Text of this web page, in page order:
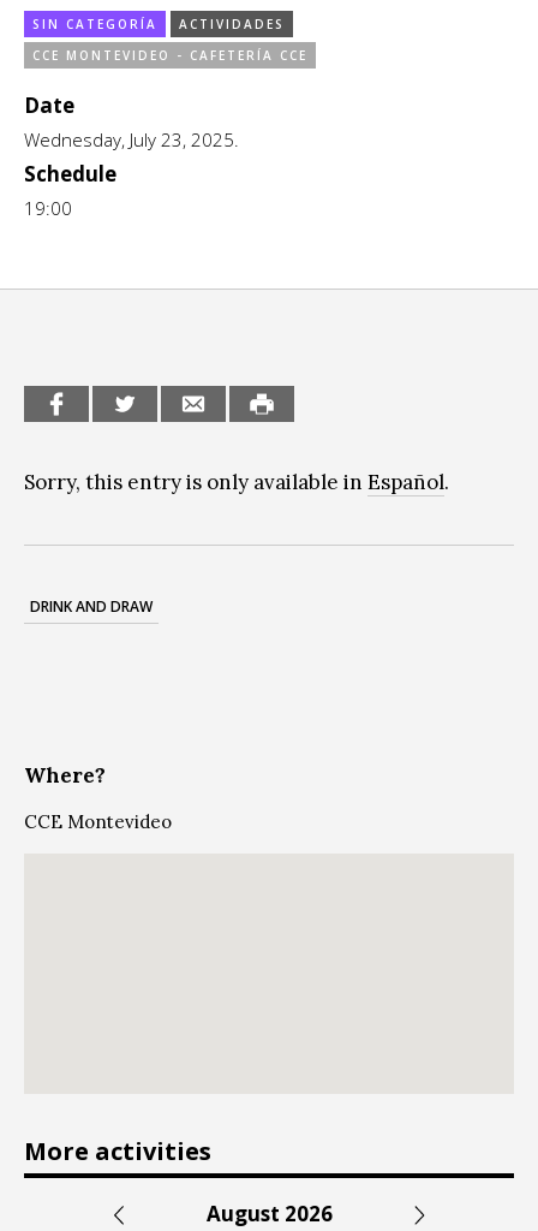
CCE en el interior/libros
Exposiciones
Formación
Género y Diversidad
Medio Ambiente
Sin categoría
SIN CATEGORÍA
ACTIVIDADES
CCE MONTEVIDEO - CAFETERÍA CCE
Date
Wednesday, July 23, 2025.
Schedule
19:00
Sorry, this entry is only available in Español.
DRINK AND DRAW
Where?
CCE Montevideo
More activities
August 2026